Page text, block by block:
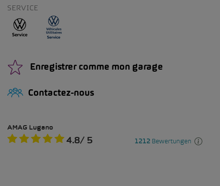
SERVICE
Enregistrer comme mon garage
Contactez-nous